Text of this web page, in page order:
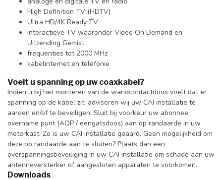
High Definition TV (HDTV)
Ultra HD/4K Ready TV
interactieve TV waaronder Video On Demand en
Uitzending Gemist
frequenties tot 2000 MHz
kabelinternet en telefonie
Voelt u spanning op uw coaxkabel?
Indien u bij het monteren van de wandcontactdoos voelt dat er
spanning op de kabel zit, adviseren wij uw CAI installatie te
aarden en/of te beveiligen. Sluit bij voorkeur uw abonnee
overname punt (AOP / eengatsdoos) aan op randaarde in uw
meterkast. Zo is uw CAI installatie geaard. Geen mogelijkheid om
deze op randaarde aan te sluiten? Plaats dan een
overspanningsbeveiliging in uw CAI installatie om schade aan uw
antenneversterker of aangesloten apparaten te voorkomen.
Downloads